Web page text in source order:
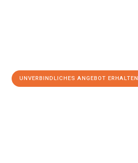
UNVERBINDLICHES ANGEBOT ERHALTEN